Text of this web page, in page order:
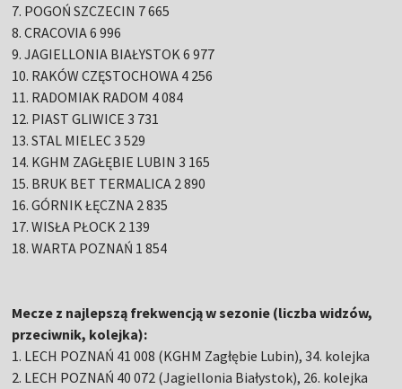
7. POGOŃ SZCZECIN 7 665
8. CRACOVIA 6 996
9. JAGIELLONIA BIAŁYSTOK 6 977
10. RAKÓW CZĘSTOCHOWA 4 256
11. RADOMIAK RADOM 4 084
12. PIAST GLIWICE 3 731
13. STAL MIELEC 3 529
14. KGHM ZAGŁĘBIE LUBIN 3 165
15. BRUK BET TERMALICA 2 890
16. GÓRNIK ŁĘCZNA 2 835
17. WISŁA PŁOCK 2 139
18. WARTA POZNAŃ 1 854
Mecze z najlepszą frekwencją w sezonie (liczba widzów,
przeciwnik, kolejka):
1. LECH POZNAŃ 41 008 (KGHM Zagłębie Lubin), 34. kolejka
2. LECH POZNAŃ 40 072 (Jagiellonia Białystok), 26. kolejka